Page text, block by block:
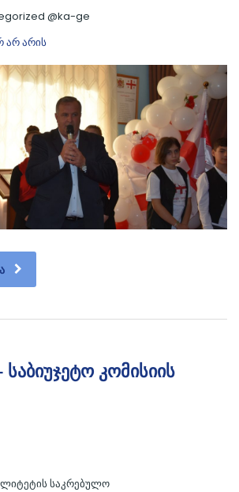
@ka-ge
არ არის
კომისიის
საკრებულო